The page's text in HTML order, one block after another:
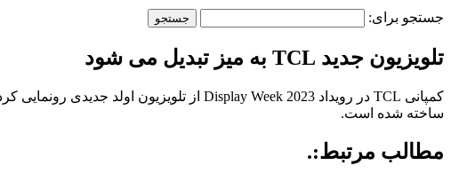
جستجو برای:
تلویزیون جدید TCL به میز تبدیل می شود
ساخته شده است.
مطالب مرتبط:.